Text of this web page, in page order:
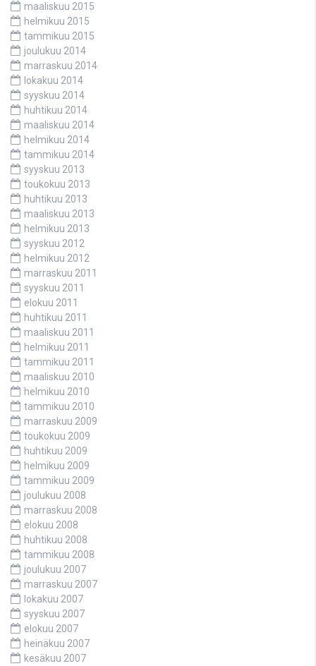
maaliskuu 2015
helmikuu 2015
tammikuu 2015
joulukuu 2014
marraskuu 2014
lokakuu 2014
syyskuu 2014
huhtikuu 2014
maaliskuu 2014
helmikuu 2014
tammikuu 2014
syyskuu 2013
toukokuu 2013
huhtikuu 2013
maaliskuu 2013
helmikuu 2013
syyskuu 2012
helmikuu 2012
marraskuu 2011
syyskuu 2011
elokuu 2011
huhtikuu 2011
maaliskuu 2011
helmikuu 2011
tammikuu 2011
maaliskuu 2010
helmikuu 2010
tammikuu 2010
marraskuu 2009
toukokuu 2009
huhtikuu 2009
helmikuu 2009
tammikuu 2009
joulukuu 2008
marraskuu 2008
elokuu 2008
huhtikuu 2008
tammikuu 2008
joulukuu 2007
marraskuu 2007
lokakuu 2007
syyskuu 2007
elokuu 2007
heinäkuu 2007
kesäkuu 2007